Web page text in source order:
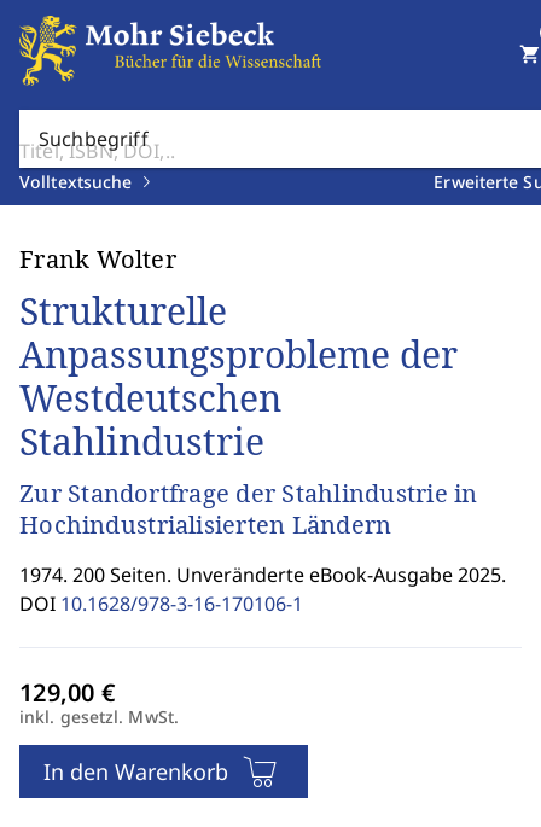
Suchbegriff
Volltextsuche Erweiterte
shopping_cart
Frank Wolter
Strukturelle
Anpassungsprobleme der
Westdeutschen
Stahlindustrie
Zur Standortfrage der Stahlindustrie in
Hochindustrialisierten Ländern
1974. 200 Seiten. Unveränderte eBook-Ausgabe 2025.
DOI 10.1628/978-3-16-170106-1
inkl. gesetzl. MwSt.
In den Warenkorb